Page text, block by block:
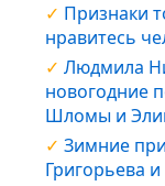
Признаки
нравитесь
Людмила
новогодние
Шломы и
Зимние
Григорьева